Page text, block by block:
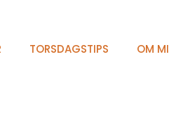
TORSDAGSTIPS OM